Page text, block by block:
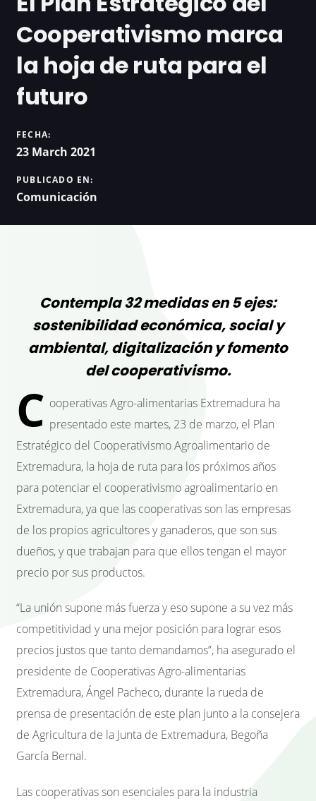
Cooperativismo marca
la hoja de ruta para el
futuro
FECHA:
23 March 2021
PUBLICADO EN:
Comunicación
Contempla 32 medidas en 5 ejes:
sostenibilidad económica, social y
ambiental, digitalización y fomento
del cooperativismo.
C ooperativas Agro-alimentarias Extremadura ha
presentado este martes, 23 de marzo, el Plan
Estratégico del Cooperativismo Agroalimentario de
Extremadura, la hoja de ruta para los próximos años
para potenciar el cooperativismo agroalimentario en
Extremadura, ya que las cooperativas son las empresas
de los propios agricultores y ganaderos, que son sus
dueños, y que trabajan para que ellos tengan el mayor
precio por sus productos.
“La unión supone más fuerza y eso supone a su vez más
competitividad y una mejor posición para lograr esos
precios justos que tanto demandamos”, ha asegurado el
presidente de Cooperativas Agro-alimentarias
Extremadura, Ángel Pacheco, durante la rueda de
prensa de presentación de este plan junto a la consejera
de Agricultura de la Junta de Extremadura, Begoña
García Bernal.
Las cooperativas son esenciales para la industria